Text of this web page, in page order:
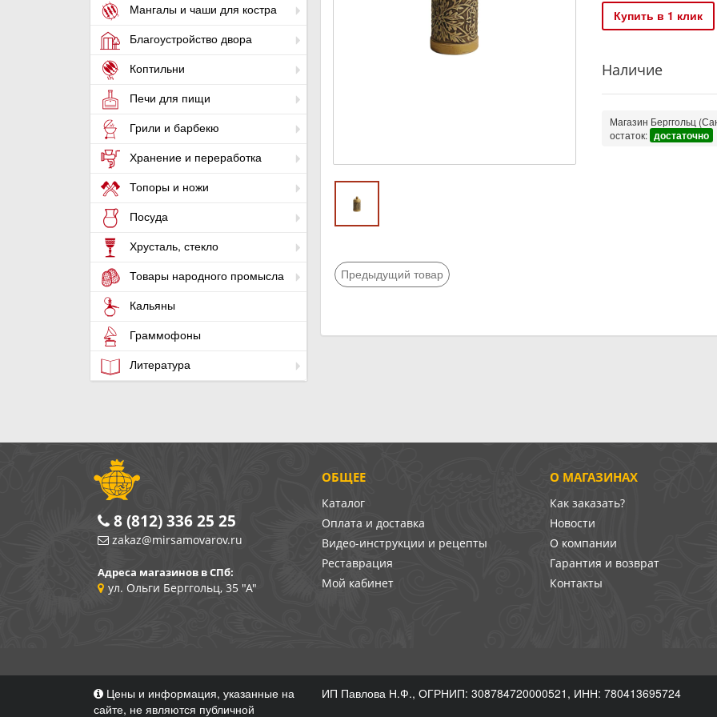
Мангалы и чаши для костра
Благоустройство двора
Коптильни
Печи для пищи
Грили и барбекю
Хранение и переработка
Топоры и ножи
Посуда
Хрусталь, стекло
Товары народного промысла
Кальяны
Граммофоны
Литература
Купить в 1 клик
Наличие
Магазин Берггольц
остаток: достаточно
Предыдущий товар
О МАГАЗИНАХ
Как заказать?
Новости
О компании
Гарантия и возврат
Контакты
ОБЩЕЕ
Каталог
Оплата и доставка
Видео-инструкции и рецепты
Реставрация
Мой кабинет
8 (812) 336 25 25
zakaz@mirsamovarov.ru
Адреса магазинов в СПб:
ул. Ольги Берггольц, 35 "А"
Цены и информация, указанные на
сайте, не являются публичной
ИП Павлова Н.Ф., ОГРНИП: 308784720000521, ИНН: 780413695724